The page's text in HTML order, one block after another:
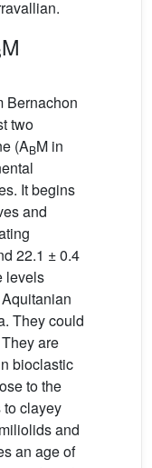
M
Bernachon
two
(ABM in
It begins
and
22.1 ± 0.4
levels
They could
are
bioclastic
to the
to clayey
and
an age of